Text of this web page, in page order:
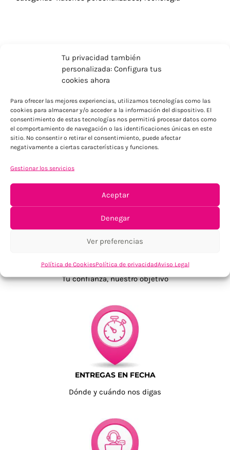
Tu privacidad también
personalizada: Configura tus
cookies ahora
Para ofrecer las mejores experiencias, utilizamos tecnologías como las
cookies para almacenar y/o acceder a la información del dispositivo. El
consentimiento de estas tecnologías nos permitirá procesar datos como
el comportamiento de navegación o las identificaciones únicas en este
sitio. No consentir o retirar el consentimiento, puede afectar
negativamente a ciertas características y funciones.
Gestionar los servicios
Aceptar
Denegar
Ver preferencias
Política de CookiesPolítica de privacidadAviso Legal
ENVÍOS ECONÓMICOS
Para Península, resto consultar
TU SATISFACCIÓN = LA NUESTRA
Tu confianza, nuestro objetivo
ENTREGAS EN FECHA
Dónde y cuándo nos digas